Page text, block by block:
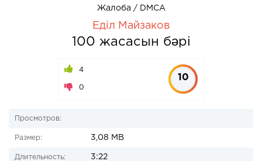
Жалоба / DMCA
Еділ Майзаков
100 жасасын бәрі
4
0
10
Просмотров:
Размер: 3,08 MB
Длительность: 3:22